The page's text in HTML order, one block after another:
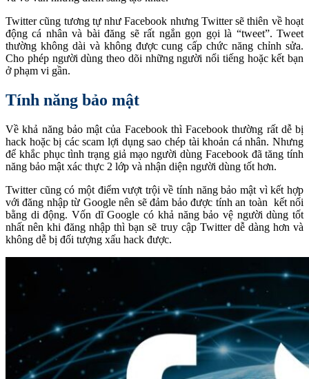
Twitter cũng tương tự như Facebook nhưng Twitter sẽ thiên về hoạt
động cá nhân và bài đăng sẽ rất ngắn gọn gọi là “tweet”. Tweet
thường không dài và không được cung cấp chức năng chỉnh sửa.
Cho phép người dùng theo dõi những người nổi tiếng hoặc kết bạn
ở phạm vi gần.
Tính năng bảo mật
Về khả năng bảo mật của Facebook thì Facebook thường rất dễ bị
hack hoặc bị các scam lợi dụng sao chép tài khoản cá nhân. Nhưng
để khắc phục tình trạng giả mạo người dùng Facebook đã tăng tính
năng bảo mật xác thực 2 lớp và nhận diện người dùng tốt hơn.
Twitter cũng có một điểm vượt trội về tính năng bảo mật vì kết hợp
với đăng nhập từ Google nên sẽ đảm bảo được tính an toàn kết nối
bằng di động. Vốn dĩ Google có khả năng bảo vệ người dùng tốt
nhất nên khi đăng nhập thì bạn sẽ truy cập Twitter dễ dàng hơn và
không dễ bị đối tượng xấu hack được.